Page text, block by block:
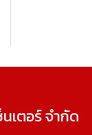
เตอร์ จำกัด